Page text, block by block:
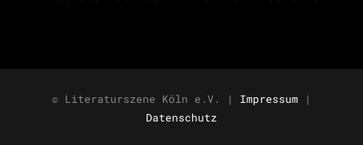
© Literaturszene Köln e.V. | Impressum |
Datenschutz